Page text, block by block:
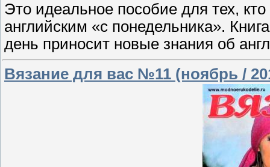
Это идеальное пособие для тех,
английским «с понедельника».
день приносит новые знания об
Вязание для вас №11 (ноябрь /